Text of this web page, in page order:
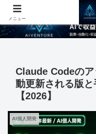
Claude Codeの
動更新される版
【2026】
AI個人開発
メニュー